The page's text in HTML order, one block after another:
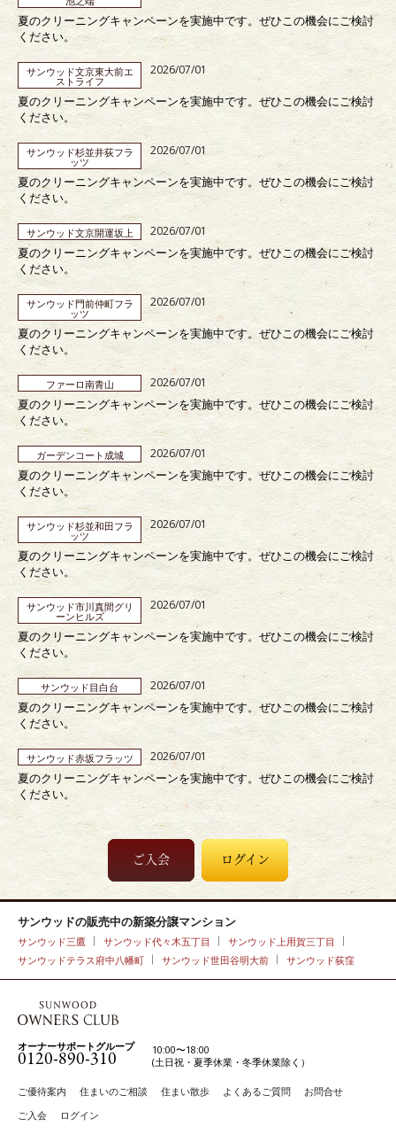
夏のクリーニングキャンペーンを実施中です。ぜひこの機会にご検討
ください。
サンウッド文京東大前エ
ストライフ
2026/07/01
夏のクリーニングキャンペーンを実施中です。ぜひこの機会にご検討
ください。
サンウッド杉並井荻フラ
ッツ
2026/07/01
夏のクリーニングキャンペーンを実施中です。ぜひこの機会にご検討
ください。
サンウッド文京開運坂上 2026/07/01
夏のクリーニングキャンペーンを実施中です。ぜひこの機会にご検討
ください。
サンウッド門前仲町フラ
ッツ
2026/07/01
夏のクリーニングキャンペーンを実施中です。ぜひこの機会にご検討
ください。
ファーロ南青山 2026/07/01
夏のクリーニングキャンペーンを実施中です。ぜひこの機会にご検討
ください。
ガーデンコート成城 2026/07/01
夏のクリーニングキャンペーンを実施中です。ぜひこの機会にご検討
ください。
サンウッド杉並和田フラ
ッツ
2026/07/01
夏のクリーニングキャンペーンを実施中です。ぜひこの機会にご検討
ください。
サンウッド市川真間グリ
ーンヒルズ
2026/07/01
夏のクリーニングキャンペーンを実施中です。ぜひこの機会にご検討
ください。
サンウッド目白台 2026/07/01
夏のクリーニングキャンペーンを実施中です。ぜひこの機会にご検討
ください。
サンウッド赤坂フラッツ 2026/07/01
夏のクリーニングキャンペーンを実施中です。ぜひこの機会にご検討
ください。
ご入会 ログイン
サンウッドの販売中の新築分譲マンション
サンウッド三鷹 サンウッド代々木五丁目
サンウッド上用賀三丁目
サンウッドテラス府中八幡町
サンウッド世田谷明大前 サンウッド荻窪
オーナーサポートグループ
0120-890-310
10:00〜18:00
(土日祝・夏季休業・冬季休業除く）
ご優待案内 住まいのご相談 住まい散歩 よくあるご質問
お問合せ
ご入会
ログイン